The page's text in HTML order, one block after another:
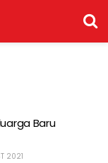
Baru
2021